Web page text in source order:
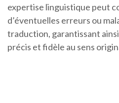
expertise linguistique peut
d’éventuelles erreurs ou
traduction, garantissant
précis et fidèle au sens